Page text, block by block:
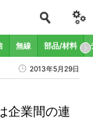
無線 部品/材料
2013年5月29日
企業間の連